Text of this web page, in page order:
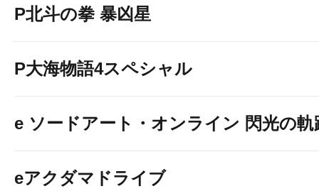
P北斗の拳 暴凶星
P大海物語4スペシャル
e ソードアート・オンライン 閃光の軌
eアクダマドライブ